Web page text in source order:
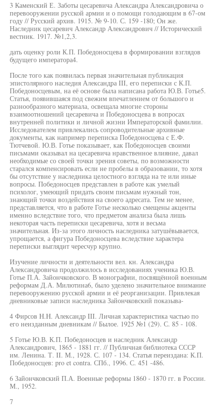
3 Каменский Е. Заботы цесаревича Александра Александровича о
перевооружении русской армии и о помощи голодающим в 67-ом
году // Русский архив. 1915. № 9-10. С. 159 -180; Он же.
Наследник цесаревич Александр Александрович // Исторический
вестник. 1917. №1,2,3.
дать оценку роли К.П. Победоносцева в формировании взглядов
будущего императора4.
После того как появилась первая значительная публикация
эпистолярного наследия Александра III, его переписки с К.П.
Победоносцевым, на её основе была написана работа Ю.В. Готье5.
Статья, появившаяся под свежим впечатлением от большого и
разнообразного материала, освещала многие стороны
взаимоотношений цесаревича и Победоносцева в вопросах
внутренней политики и личной жизни Императорской фамилии.
Исследователем привлекались сопроводительные архивные
документы, как например переписка Победоносцева с Е.Ф.
Тютчевой. Ю.В. Готье показывает, как Победоносцев своими
письмами оказывал на цесаревича нравственное влияние, давал
необходимые со своей точки зрения советы, по возможности
старался компенсировать если не пробелы в образовании, то хотя
бы отсутствие у наследника целостного взгляда на те или иные
вопросы. Победоносцев представлен в работе как умелый
психолог, умеющий придать своим письмам нужный тон,
знающий точки воздействия на своего адресата. Тем не менее,
представляется, что в работе Готье несколько смещены акценты
именно вследствие того, что предметом анализа была лишь
некоторая часть переписки цесаревича, хотя и весьма
значительная. Из-за этого личность наследника затушёвывается,
упрощается, а фигура Победоносцева вследствие характера
переписки выглядит чересчур крупно.
Изучение личности и деятельности вел. кн. Александра
Александровича продолжилось в исследованиях ученика Ю.В.
Готье П.А. Зайончковского. В монографии, посвящённой военным
реформам Д.А. Милютина6, было уделено значительное внимание
перевооружению русской армии и её реорганизации. Привлекая
дневниковые записи наследника Зайончковский показыва-
4 Фирсов H.H. Александр III. Личная характеристика частью по
его неизданным дневникам // Былое. 1925 №1 (29). С. 85 - 108.
5 Готье Ю.В. К.П. Победоносцев и наследник Александр
Александрович, 1865 - 1881 гг. // Публичная библиотека СССР
им. Ленина. Т. II. М., 1928. С. 107 - 134. Статья переиздана: К.П.
Победоносцев: pro et contra. СПб., 1996. С. 451 -486.
6 Зайончковский П.А. Военные реформы 1860 - 1870 гг. в России.
М., 1952.
7